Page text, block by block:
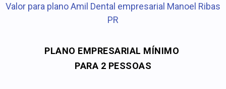
Valor para plano Amil Dental empresarial Manoel Ribas
PR
PLANO EMPRESARIAL MÍNIMO
PARA 2 PESSOAS